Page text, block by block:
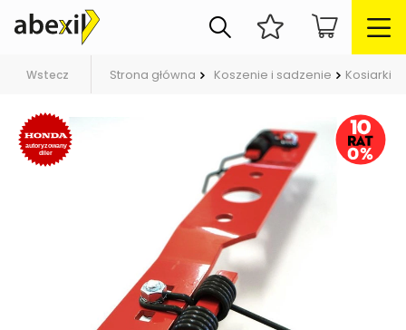
Wstecz Strona główna Koszenie i sadzenie Kosiarki